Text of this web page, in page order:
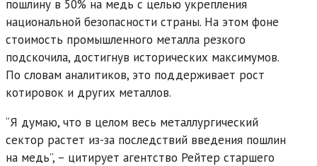
пошлину в 50% на медь с целью укрепления
национальной безопасности страны. На этом фоне
стоимость промышленного металла резкого
подскочила, достигнув исторических максимумов.
По словам аналитиков, это поддерживает рост
котировок и других металлов.
“Я думаю, что в целом весь металлургический
сектор растет из-за последствий введения пошлин
на медь”, – цитирует агентство Рейтер старшего